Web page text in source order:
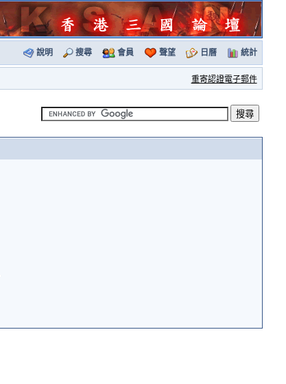
說明 搜尋 會員 聲望 日曆 統計
重寄認證電子郵件